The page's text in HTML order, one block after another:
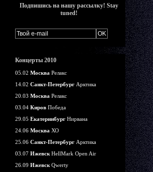
Подпишись на нашу рассылку! Stay
tuned!
Концерты 2010
05.02 Москва Релакс
14.02 Санкт-Петербург Арктика
20.03 Москва Релакс
03.04 Киров Победа
29.05 Екатеринбург Нирвана
24.06 Москва ХО
25.06 Санкт-Петербург Арктика
03.07 Ижевск HellMark Open Air
26.09 Ижевск Qwerty